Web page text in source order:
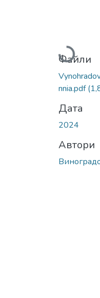
Вантажиться...
Файли
nnia.pdf
Дата
2024
Автори